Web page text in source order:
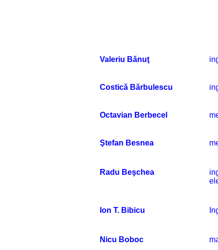
Valeriu Bănuţ
Costică Bărbulescu
Octavian Berbecel
Ştefan Besnea
Radu Beşchea
Ion T. Bibicu
Nicu Boboc